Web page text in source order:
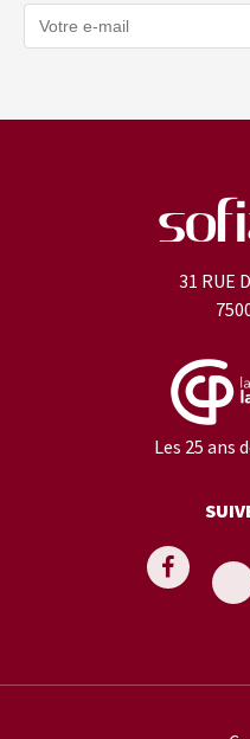
31 RUE
Les 25 ans